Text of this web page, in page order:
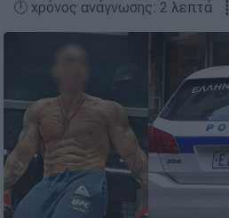
🕛 χρόνος ανάγνωσης: 2 λεπτά ┋